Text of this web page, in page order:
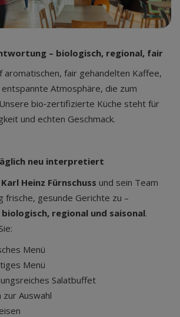
– biologisch, regional, fair
aromatischen, fair gehandelten Kaffee,
Atmosphäre, die zum
bio‑zertifizierte Küche steht für
und echten Geschmack.
neu interpretiert
Karl Heinz Fürnschuss und sein Team
frische, gesunde Gerichte zu –
biologisch, regional und saisonal.
Menü
Menü
Salatbuffet
zur Auswahl